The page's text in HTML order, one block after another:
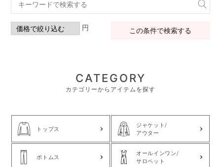
円 この条件で検索する
CATEGORY
カテゴリーからアイテムを探す
トップス
ジャケット/
アウター
ボトムス
オールインワン/
サロペット